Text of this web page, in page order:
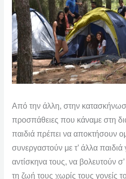
Από την άλλη, στην
προσπάθειες που κάναμε στη
παιδιά πρέπει να αποκτήσουν
συνεργαστούν με τ’ άλλα
αντίσκηνα τους, να βολευτούν
τη ζωή τους χωρίς τους γονείς